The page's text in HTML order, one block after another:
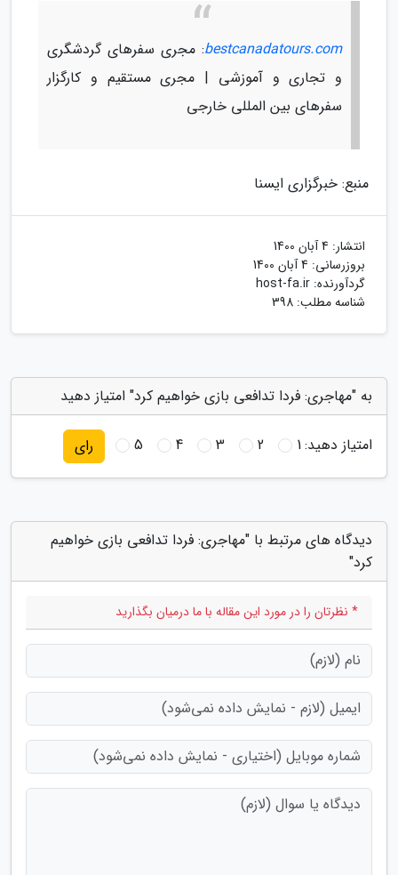
bestcanadatours.com: مجری سفرهای گردشگری
و تجاری و آموزشی | مجری مستقیم و کارگزار
سفرهای بین المللی خارجی
منبع: خبرگزاری ایسنا
انتشار: 4 آبان 1400
بروزرسانی: 4 آبان 1400
گردآورنده: host-fa.ir
شناسه مطلب: 398
به "مهاجری: فردا تدافعی بازی خواهیم کرد" امتیاز دهید
امتیاز دهید:1
2
3
4
5 رای
دیدگاه های مرتبط با "مهاجری: فردا تدافعی بازی خواهیم
کرد"
* نظرتان را در مورد این مقاله با ما درمیان بگذارید